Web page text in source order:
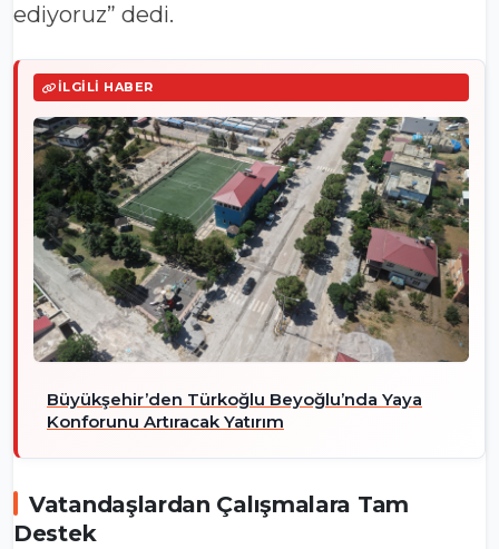
ediyoruz” dedi.
İLGILI HABER
Büyükşehir’den Türkoğlu Beyoğlu’nda Yaya
Konforunu Artıracak Yatırım
Vatandaşlardan Çalışmalara Tam
Destek